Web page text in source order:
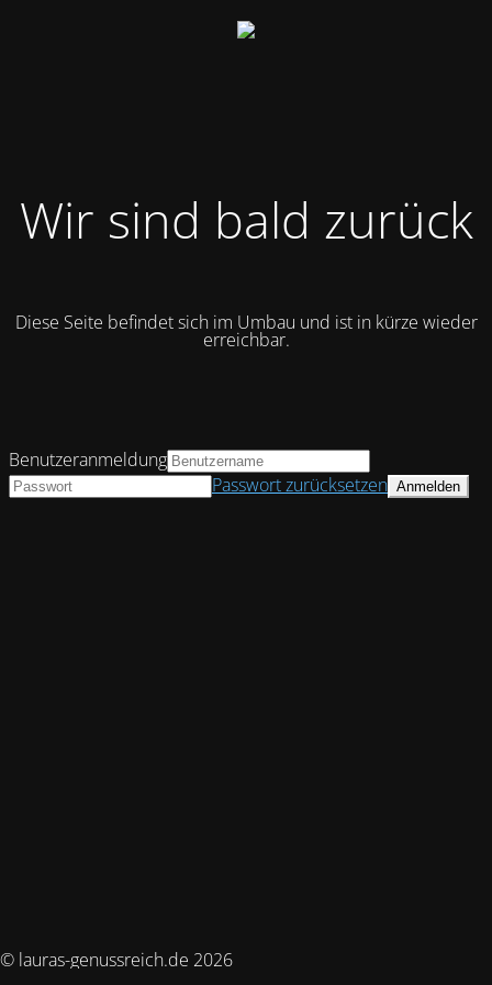
Wir sind bald zurück
Diese Seite befindet sich im Umbau und ist in kürze wieder
erreichbar.
© lauras-genussreich.de 2026
Benutzeranmeldung
Passwort zurücksetzen